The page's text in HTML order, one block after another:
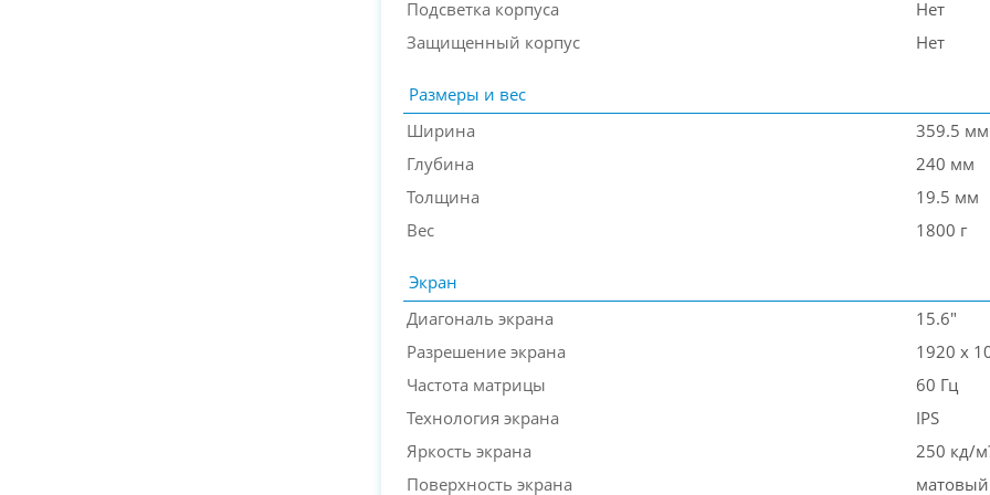
Подсветка корпуса
Нет
Защищенный корпус
Нет
Размеры и вес
Ширина
359.5 мм
Глубина
240 мм
Толщина
19.5 мм
Вес
1800 г
Экран
Диагональ экрана
15.6"
Разрешение экрана
1920 x
Частота матрицы
60 Гц
Технология экрана
IPS
Яркость экрана
250 кд/
Поверхность экрана
матовый